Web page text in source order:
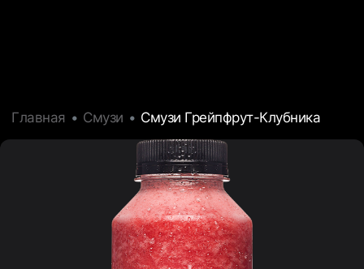
Главная Смузи Смузи Грейпфрут-Клубника